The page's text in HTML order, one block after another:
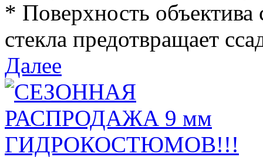
* Поверхность
стекла предотвращает
Далее